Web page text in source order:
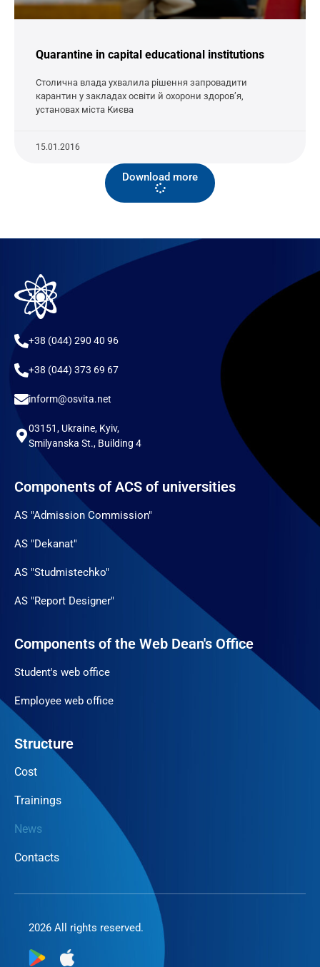
Quarantine in capital educational institutions
Столична влада ухвалила рішення запровадити
карантин у закладах освіти й охорони здоров’я,
установах міста Києва
15.01.2016
Download more
+38 (044) 290 40 96
+38 (044) 373 69 67
inform@osvita.net
03151, Ukraine, Kyiv,
Smilyanska St., Building 4
Components of ACS of universities
AS "Admission Commission"
AS "Dekanat"
AS "Studmistechko"
AS "Report Designer"
Components of the Web Dean's Office
Student's web office
Employee web office
Structure
Cost
Trainings
News
Contacts
2026 All rights reserved.